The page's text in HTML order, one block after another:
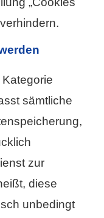
Kategorie
sämtliche
zur
diese
unbedingt